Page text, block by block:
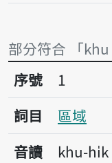
部分符合 「
序號1區域
序號
1
詞目
區域
音讀
khu-hi̍k